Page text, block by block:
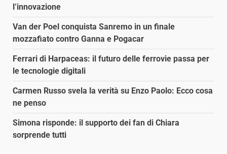
l’innovazione
Van der Poel conquista Sanremo in un finale
mozzafiato contro Ganna e Pogacar
Ferrari di Harpaceas: il futuro delle ferrovie passa per
le tecnologie digitali
Carmen Russo svela la verità su Enzo Paolo: Ecco cosa
ne penso
Simona risponde: il supporto dei fan di Chiara
sorprende tutti